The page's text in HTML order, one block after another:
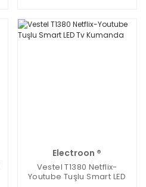
Electroon ®
Vestel T1380 Netflix-
Youtube Tuşlu Smart LED